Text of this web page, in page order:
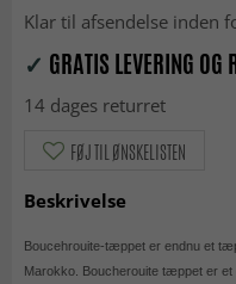
Klar til afsendelse inden
✓ GRATIS LEVERING OG
14 dages returret
FØJ TIL ØNSKELISTEN
Beskrivelse
Boucehrouite-tæppet er endnu et
Marokko. Boucherouite tæppet er